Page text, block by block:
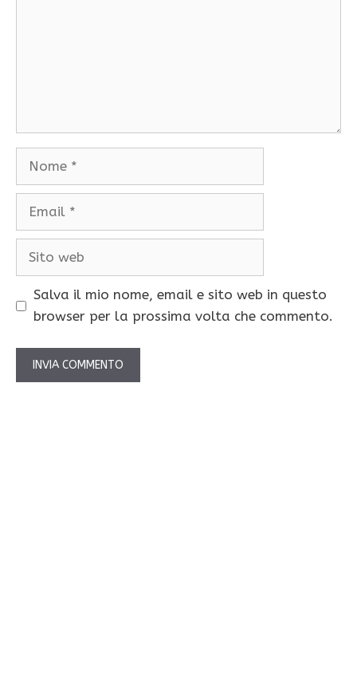
Nome
Email
Sito
Salva il mio nome, email e sito web in questo
browser per la prossima volta che commento.